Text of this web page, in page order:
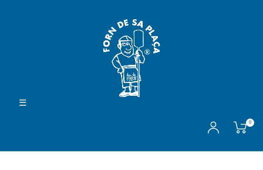
0
Navegación
☰